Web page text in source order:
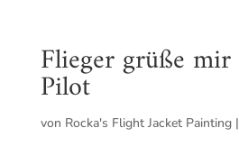
Flieger grüße
Pilot
von Rocka's Flight Jacket Painting|